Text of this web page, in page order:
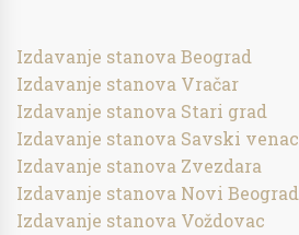
Izdavanje stanova Beograd
Izdavanje stanova Vračar
Izdavanje stanova Stari grad
Izdavanje stanova Savski venac
Izdavanje stanova Zvezdara
Izdavanje stanova Novi Beograd
Izdavanje stanova Voždovac